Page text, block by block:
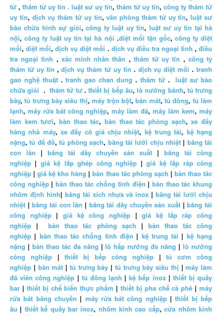
tử ,thám tử uy tín . luật sư uy tín, thám tử uy tín, công ty thám tử
uy tín, dịch vụ thám tử uy tín,văn phòng thám tử uy tín,luật sư
bào chữa hình sự giỏi,công ty luật uy tín, luật sư uy tín tại hà
nội,công ty luật uy tín tại hà nội .diệt mối tận gốc, công ty diệt
mối,diệt mối,dịch vụ diệt mối . dịch vụ điều tra ngoại tình ,điều
tra ngoại tình , xác minh nhân thân , thám tử uy tín , công ty
thám tử uy tín ,dịch vụ thám tử uy tín . dịch vụ diệt mối .tranh
gao nghệ thuật.tranh gao chan dung . thám tử.luật sư bào
chữa giỏi .thám tử tư.thiết bị bếp âu,lò nướng bánh, tủ trưng
bày,tủ trưng bày siêu thị,máy trộn bột,bàn mát, tủ đông, tủ làm
lạnh, máy rửa bát công nghiệp, máy làm đá, máy làm kem, máy
làm kem tươi,bàn thao tác,bàn thao tác phòng sạch,xe đẩy
hàng nhà máy, xe đẩy có giá chịu nhiệt, kệ trung tải, kệ hạng
nặng,tủ để đồ,tủ phòng sạch, băng tải lưới chịu nhiệt| băng tải
con lăn | băng tải dây chuyền sản xuất | băng tải công
nghiệp | giá kệ lắp ghép công nghiệp |giá kệ lắp ráp công
nghiệp |giá kệ kho hàng |bàn thao tác phòng sạch | bàn thao tác
công nghiệp|bàn thao tác chống tĩnh điện | bàn thao tác khung
nhôm định hình| băng tải xích nhựa và inox |băng tải lưới chịu
nhiệt |băng tải con lăn | băng tải dây chuyền sản xuất |băng tải
công nghiệp|giá kệ công nghiệp |giá kệ lắp ráp công
nghiệp |bàn thao tác phòng sạch | bàn thao tác công
nghiệp | bàn thao tác chống tĩnh điện | kệ trung tải | kệ hạng
nặng | bàn thao tác đa năng |lò hấp nướng đa năng |lò nướng
công nghiệp|thiết bị bếp công nghiệp|tủ cơm công
nghiệp | bàn mát | tủ trưng bày | tủ trưng bày siêu thị |máy làm
đá viên công nghiệp | tủ đông lạnh |kệ bếp inox| thiết bị quầy
bar | thiết bị chế biến thực phẩm | thiết bị pha chế cà phê | máy
rửa bát băng chuyền | máy rửa bát công nghiệp|thiết bị bếp
âu | thiết kế quầy bar inox, nhôm kính cao cấp,cửa nhôm kính